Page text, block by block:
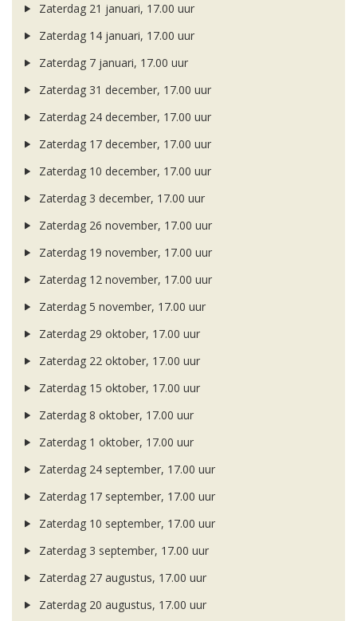
Zaterdag 21 januari, 17.00 uur
Zaterdag 14 januari, 17.00 uur
Zaterdag 7 januari, 17.00 uur
Zaterdag 31 december, 17.00 uur
Zaterdag 24 december, 17.00 uur
Zaterdag 17 december, 17.00 uur
Zaterdag 10 december, 17.00 uur
Zaterdag 3 december, 17.00 uur
Zaterdag 26 november, 17.00 uur
Zaterdag 19 november, 17.00 uur
Zaterdag 12 november, 17.00 uur
Zaterdag 5 november, 17.00 uur
Zaterdag 29 oktober, 17.00 uur
Zaterdag 22 oktober, 17.00 uur
Zaterdag 15 oktober, 17.00 uur
Zaterdag 8 oktober, 17.00 uur
Zaterdag 1 oktober, 17.00 uur
Zaterdag 24 september, 17.00 uur
Zaterdag 17 september, 17.00 uur
Zaterdag 10 september, 17.00 uur
Zaterdag 3 september, 17.00 uur
Zaterdag 27 augustus, 17.00 uur
Zaterdag 20 augustus, 17.00 uur